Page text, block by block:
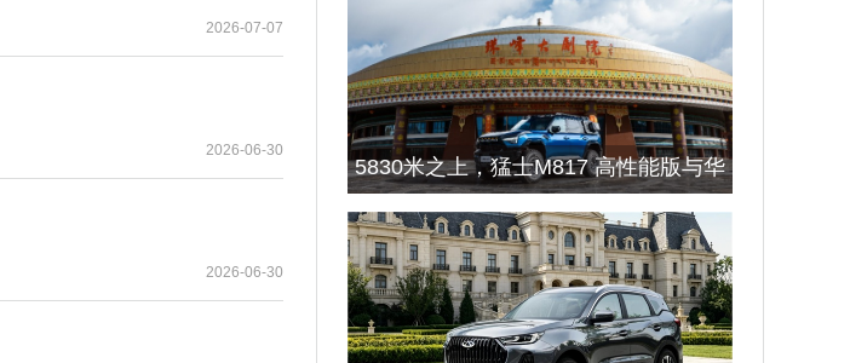
2026-07-07
2026-06-30
2026-06-30
5830米之上，猛士M817 高性能版与华
为乾崑智驾ADS 5证明辅助驾驶没有“禁
区”